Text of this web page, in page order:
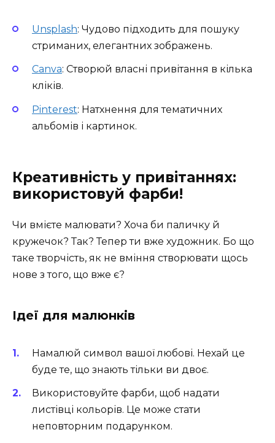
Unsplash: Чудово підходить для пошуку
стриманих, елегантних зображень.
Canva: Створюй власні привітання в кілька
кліків.
Pinterest: Натхнення для тематичних
альбомів і картинок.
Креативність у привітаннях:
використовуй фарби!
Чи вмієте малювати? Хоча би паличку й
кружечок? Так? Тепер ти вже художник. Бо що
таке творчість, як не вміння створювати щось
нове з того, що вже є?
Ідеї для малюнків
Намалюй символ вашої любові. Нехай це
буде те, що знають тільки ви двоє.
Використовуйте фарби, щоб надати
листівці кольорів. Це може стати
неповторним подарунком.